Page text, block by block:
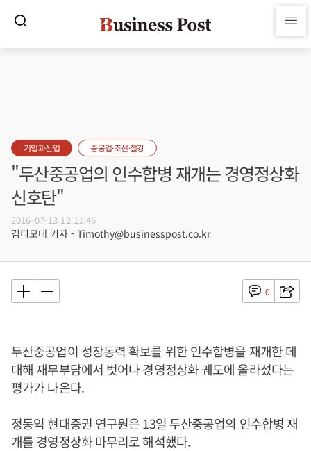
기업과산업 중공업·조선·철강
"두산중공업의 인수합병 재개는 경영정상화
신호탄"
2016-07-13 12:11:46
김디모데 기자 - Timothy@businesspost.co.kr
0
두산중공업이 성장동력 확보를 위한 인수합병을 재개한 데
대해 재무부담에서 벗어나 경영정상화 궤도에 올라섰다는
평가가 나온다.
정동익 현대증권 연구원은 13일 두산중공업의 인수합병 재
개를 경영정상화 마무리로 해석했다.